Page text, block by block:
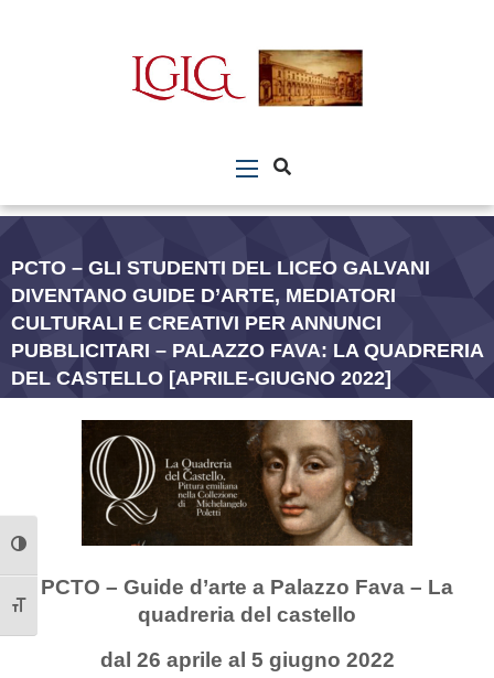
Attiva/disattiva dimensione testo
PCTO – GLI STUDENTI DEL LICEO GALVANI
DIVENTANO GUIDE D’ARTE, MEDIATORI
CULTURALI E CREATIVI PER ANNUNCI
PUBBLICITARI – PALAZZO FAVA: LA QUADRERIA
DEL CASTELLO [APRILE-GIUGNO 2022]
PCTO – Guide d’arte a Palazzo Fava – La
quadreria del castello
dal 26 aprile al 5 giugno 2022